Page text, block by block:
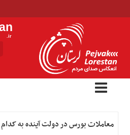
.ir
بالا
خانه
ارتباط
درباره
معاملات بورس در دولت آینده به